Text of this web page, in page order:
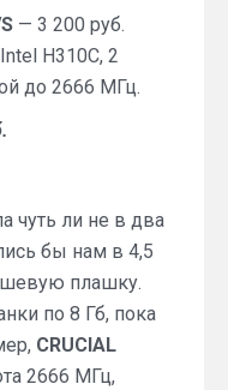
— 3 200 руб.
H310C, 2
до 2666 МГц.
чуть ли не в два
бы нам в 4,5
плашку.
по 8 Гб, пока
CRUCIAL
2666 МГц,